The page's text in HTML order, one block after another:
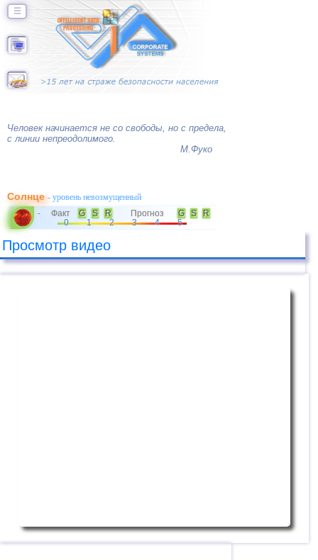
☰
Человек начинается не со свободы, но с предела,
с линии непреодолимого.
М.Фуко
Солнце- уровень невозмущенный
- Факт G S R Прогноз G S
R
0
1 2 3 4 5
Просмотр видео